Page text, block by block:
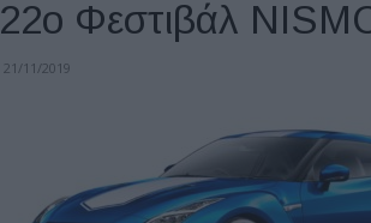
22o Φεστιβάλ
21/11/2019